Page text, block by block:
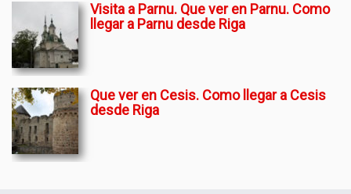
Visita a Parnu. Que ver en Parnu. Como
llegar a Parnu desde Riga
Que ver en Cesis. Como llegar a Cesis
desde Riga